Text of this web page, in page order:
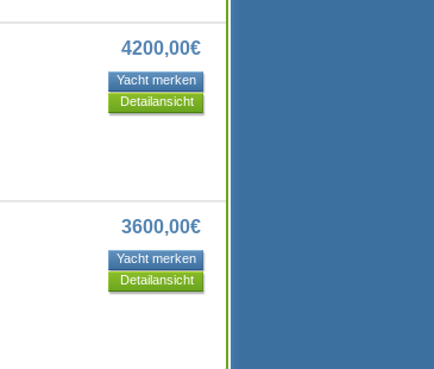
4200,00€
Yacht merken
Detailansicht
3600,00€
Yacht merken
Detailansicht